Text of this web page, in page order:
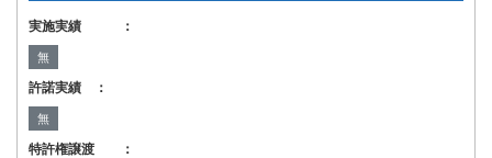
実施実績 ：
無
許諾実績 ：
無
特許権譲渡 ：